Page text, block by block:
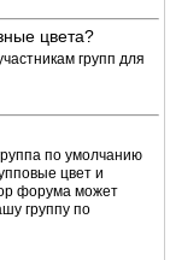
цвета?
групп для
по умолчанию
цвет и
форума может
группу по